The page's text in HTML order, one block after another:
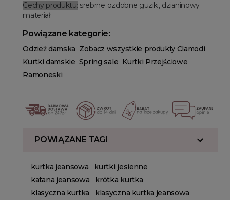
Cechy produktu: srebrne ozdobne guziki, dzianinowy
materiał
Powiązane kategorie:
Odzież damska Zobacz wszystkie produkty Clamodi
Kurtki damskie Spring sale Kurtki Przejściowe
Ramoneski
POWIĄZANE TAGI
kurtka jeansowa
kurtki jesienne
katana jeansowa
krótka kurtka
klasyczna kurtka
klasyczna kurtka jeansowa